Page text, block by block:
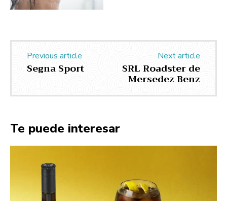
Previous article
Segna Sport
Next article
SRL Roadster de
Mersedez Benz
Te puede interesar